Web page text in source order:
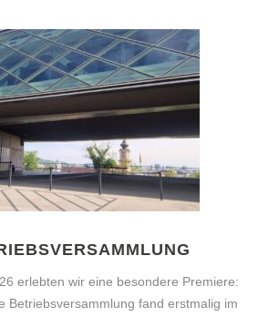
erlebten wir eine besondere Premiere:
Betriebsversammlung fand erstmalig im